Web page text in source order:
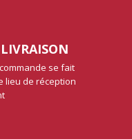
se fait
lieu de réception